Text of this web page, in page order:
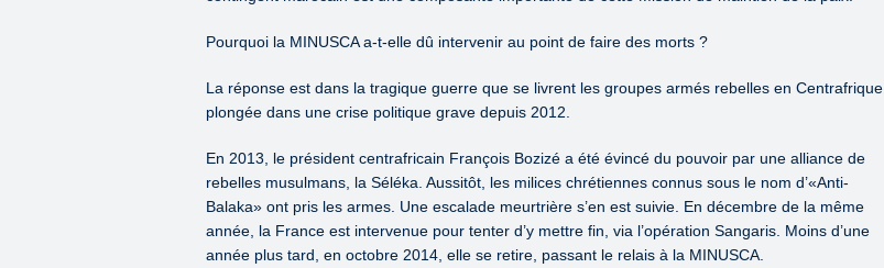
Pourquoi la MINUSCA a-t-elle dû intervenir au point de faire des morts ?
La réponse est dans la tragique guerre que se livrent les groupes armés rebelles en Centrafrique,
plongée dans une crise politique grave depuis 2012.
En 2013, le président centrafricain François Bozizé a été évincé du pouvoir par une alliance de
rebelles musulmans, la Séléka. Aussitôt, les milices chrétiennes connus sous le nom d’«Anti-
Balaka» ont pris les armes. Une escalade meurtrière s’en est suivie. En décembre de la même
année, la France est intervenue pour tenter d’y mettre fin, via l’opération Sangaris. Moins d’une
année plus tard, en octobre 2014, elle se retire, passant le relais à la MINUSCA.